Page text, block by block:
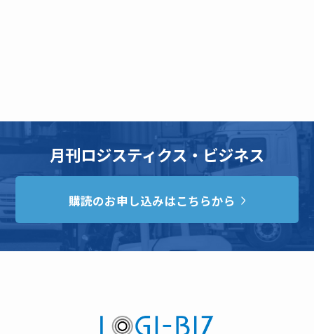
月刊ロジスティクス・ビジネス
購読のお申し込みはこちらから